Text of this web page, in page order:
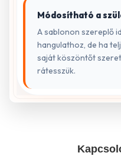
Módosítható a
A sablonon szereplő
hangulathoz, de ha
saját köszöntőt
rátesszük.